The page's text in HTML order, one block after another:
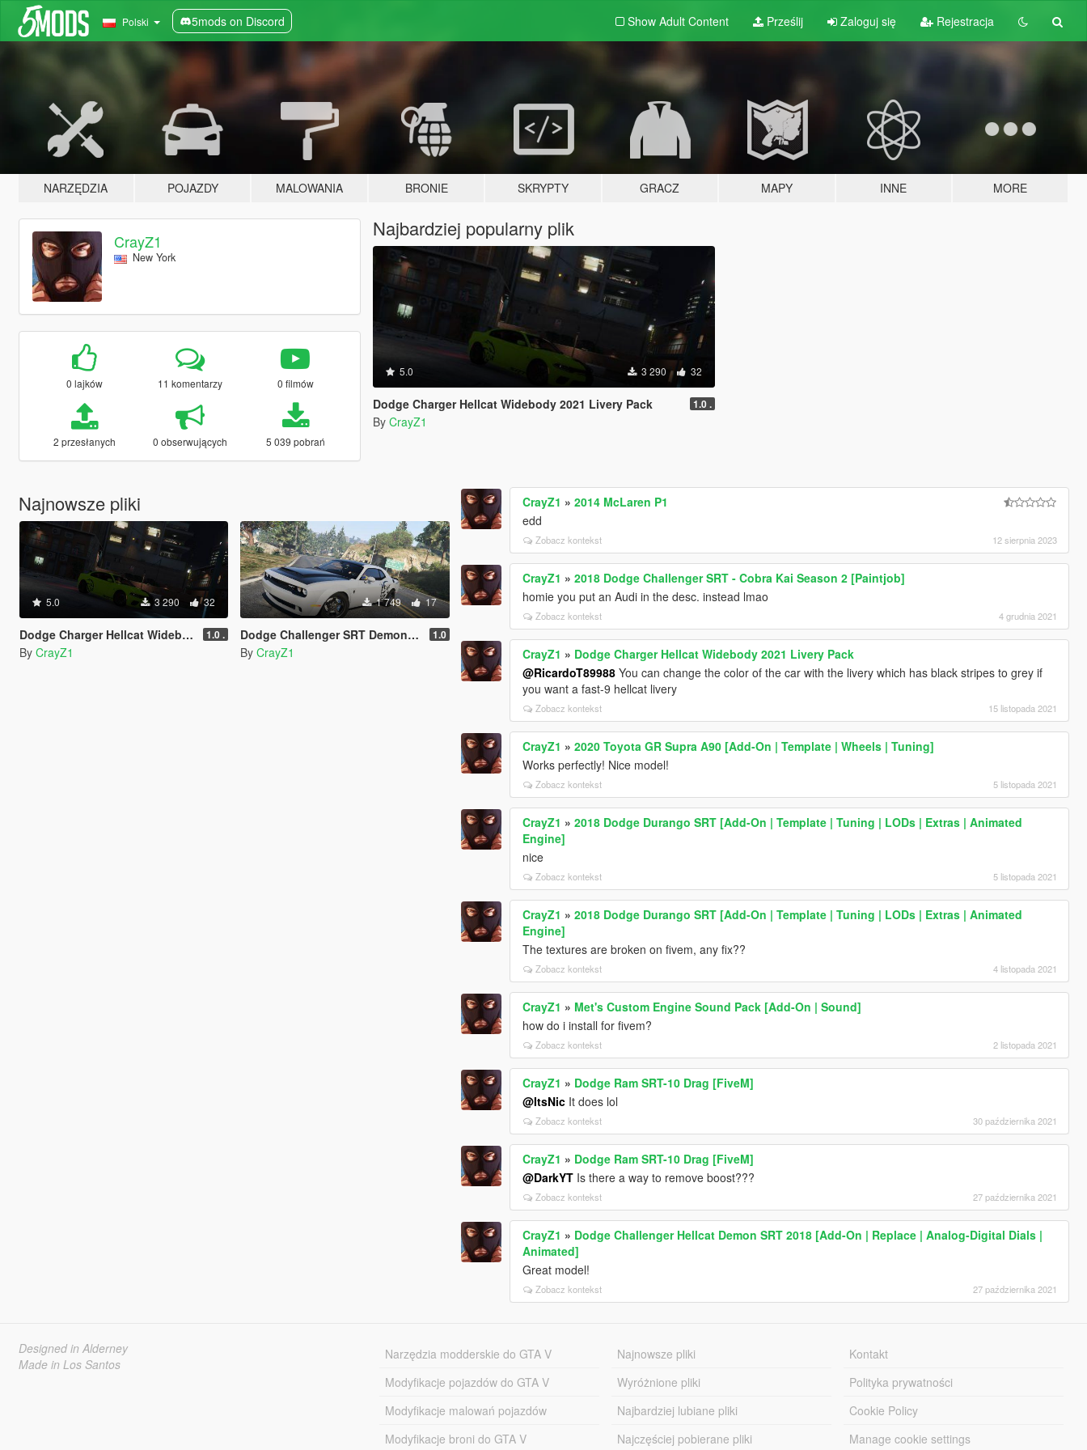
Polski 5mods on Discord Show Adult Content Prześlij Zaloguj się Rejestracja
NARZĘDZIA POJAZDY MALOWANIA BRONIE SKRYPTY GRACZ MAPY INNE MORE
CrayZ1
New York
0 lajków 11 komentarzy 0 filmów
2 przesłanych 0 obserwujących 5 039 pobrań
Najbardziej popularny plik
5.0 3 290 32
Dodge Charger Hellcat Widebody 2021 Livery Pack 1.0 .
By CrayZ1
Najnowsze pliki
5.0 3 290 32
Dodge Charger Hellcat Widebody 2021 Livery Pack 1.0 .
By CrayZ1
1 749 17
Dodge Challenger SRT Demon 2018 | SRT Demon (LIVERY) 1.0
By CrayZ1
CrayZ1 »2014 McLaren P1
edd
Zobacz kontekst 12 sierpnia 2023
CrayZ1 »2018 Dodge Challenger SRT - Cobra Kai Season 2 [Paintjob]
homie you put an Audi in the desc. instead lmao
Zobacz kontekst 4 grudnia 2021
CrayZ1 » Dodge Charger Hellcat Widebody 2021 Livery Pack
@RicardoT89988 You can change the color of the car with the livery which has black stripes to grey if
you want a fast-9 hellcat livery
Zobacz kontekst 15 listopada 2021
CrayZ1 »2020 Toyota GR Supra A90 [Add-On | Template | Wheels | Tuning]
Works perfectly! Nice model!
Zobacz kontekst 5 listopada 2021
CrayZ1 »2018 Dodge Durango SRT [Add-On | Template | Tuning | LODs | Extras | Animated
Engine]
nice
Zobacz kontekst 5 listopada 2021
CrayZ1 »2018 Dodge Durango SRT [Add-On | Template | Tuning | LODs | Extras | Animated
Engine]
The textures are broken on fivem, any fix??
Zobacz kontekst 4 listopada 2021
CrayZ1 » Met's Custom Engine Sound Pack [Add-On | Sound]
how do i install for fivem?
Zobacz kontekst 2 listopada 2021
CrayZ1 » Dodge Ram SRT-10 Drag [FiveM]
@ItsNic It does lol
Zobacz kontekst 30 października 2021
CrayZ1 » Dodge Ram SRT-10 Drag [FiveM]
@DarkYT Is there a way to remove boost???
Zobacz kontekst 27 października 2021
CrayZ1 » Dodge Challenger Hellcat Demon SRT 2018 [Add-On | Replace | Analog-Digital Dials |
Animated]
Great model!
Zobacz kontekst 27 października 2021
Designed in Alderney
Made in Los Santos
Narzędzia modderskie do GTA V
Modyfikacje pojazdów do GTA V
Modyfikacje malowań pojazdów
Modyfikacje broni do GTA V
Najnowsze pliki
Wyróżnione pliki
Najbardziej lubiane pliki
Najczęściej pobierane pliki
Kontakt
Polityka prywatności
Cookie Policy
Manage cookie settings